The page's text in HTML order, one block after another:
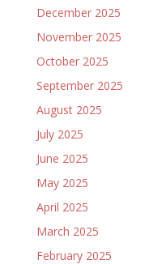
December 2025
November 2025
October 2025
September 2025
August 2025
July 2025
June 2025
May 2025
April 2025
March 2025
February 2025